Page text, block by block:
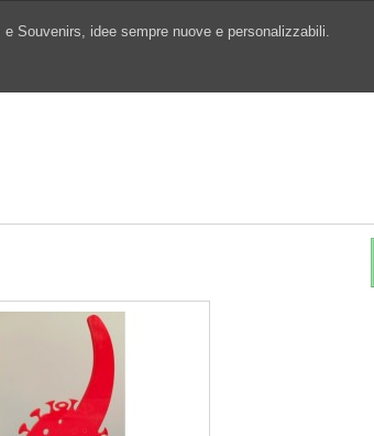
e Souvenirs, idee sempre nuove e personalizzabili.